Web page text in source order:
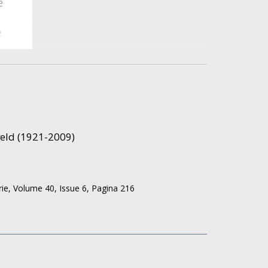
heeft geen beschrijving
(1921-2009)
Volume 40, Issue 6, Pagina 216